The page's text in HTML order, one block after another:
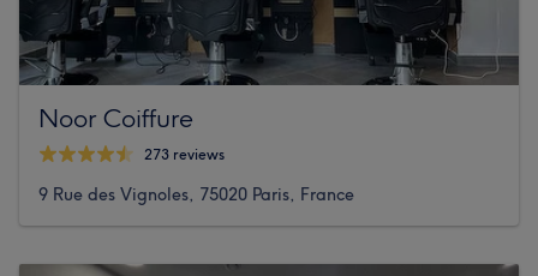
Noor Coiffure
273 reviews
9 Rue des Vignoles, 75020 Paris, France